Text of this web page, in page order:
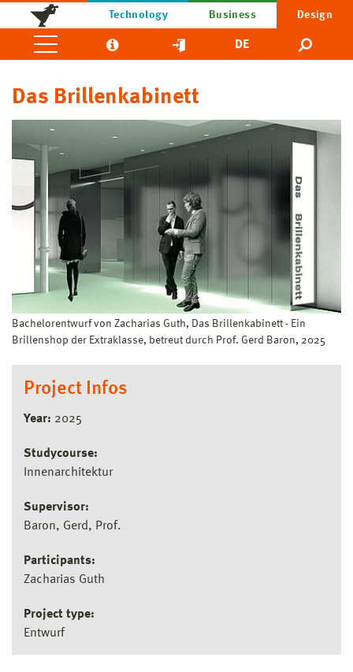
Technology Business Design
DE
Das Brillenkabinett
Bachelorentwurf von Zacharias Guth, Das Brillenkabinett - Ein
Brillenshop der Extraklasse, betreut durch Prof. Gerd Baron, 2025
Project Infos
Year: 2025
Studycourse:
Innenarchitektur
Supervisor:
Baron, Gerd, Prof.
Participants:
Zacharias Guth
Project type:
Entwurf